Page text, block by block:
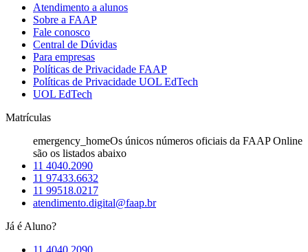
Atendimento a alunos
Sobre a FAAP
Fale conosco
Central de Dúvidas
Para empresas
Políticas de Privacidade FAAP
Políticas de Privacidade UOL EdTech
UOL EdTech
Matrículas
emergency_homeOs únicos números oficiais da FAAP Online
são os listados abaixo
11 4040.2090
11 97433.6632
11 99518.0217
atendimento.digital@faap.br
Já é Aluno?
11 4040.2090